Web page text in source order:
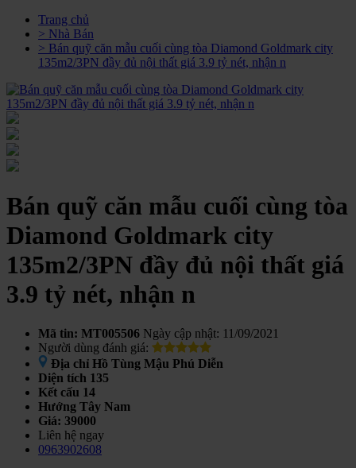
Trang chủ
> Nhà Bán
> Bán quỹ căn mẫu cuối cùng tòa Diamond Goldmark city
135m2/3PN đầy đủ nội thất giá 3.9 tỷ nét, nhận n
Bán quỹ căn mẫu cuối cùng tòa
Diamond Goldmark city
135m2/3PN đầy đủ nội thất giá
3.9 tỷ nét, nhận n
Mã tin: MT005506 Ngày cập nhật: 11/09/2021
Người dùng đánh giá:
Địa chỉ Hồ Tùng Mậu Phú Diễn
Diện tích 135
Kết cấu 14
Hướng Tây Nam
Giá: 39000
Liên hệ ngay
0963902608